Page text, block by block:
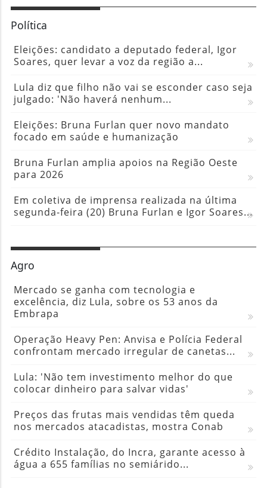
Política
Eleições: candidato a deputado federal, Igor
Soares, quer levar a voz da região a...
Lula diz que filho não vai se esconder caso seja
julgado: 'Não haverá nenhum...
Eleições: Bruna Furlan quer novo mandato
focado em saúde e humanização
Bruna Furlan amplia apoios na Região Oeste
para 2026
Em coletiva de imprensa realizada na última
segunda-feira (20) Bruna Furlan e Igor Soares...
Agro
Mercado se ganha com tecnologia e
excelência, diz Lula, sobre os 53 anos da
Embrapa
Operação Heavy Pen: Anvisa e Polícia Federal
confrontam mercado irregular de canetas...
Lula: 'Não tem investimento melhor do que
colocar dinheiro para salvar vidas'
Preços das frutas mais vendidas têm queda
nos mercados atacadistas, mostra Conab
Crédito Instalação, do Incra, garante acesso à
água a 655 famílias no semiárido...